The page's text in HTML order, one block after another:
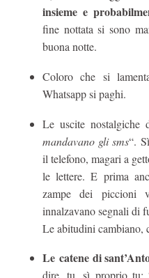
insieme e
fine nottata si sono
buona notte.
Coloro che si
Whatsapp si paghi.
Le uscite
mandavano gli sms“.
il telefono, magari a
le lettere. E prima
zampe dei piccioni
innalzavano segnali di
Le abitudini cambiano,
Le catene di
dire, tu, sì proprio tu: